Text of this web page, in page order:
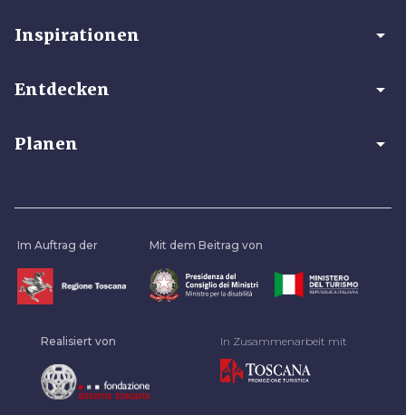
Inspirationen arrow_drop_down
Entdecken arrow_drop_down
Planen arrow_drop_down
Im Auftrag der Mit dem Beitrag von
Realisiert von In Zusammenarbeit mit